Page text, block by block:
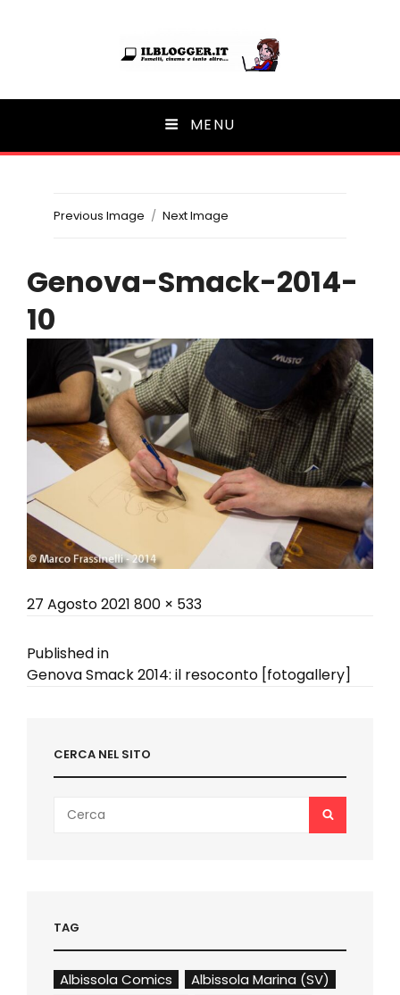
Ilblogger.it
Il portalino di blog | MENU
Previous Image Next Image
Genova-Smack-2014-
10
Posted
27 Agosto 2021 Full
800 × 533
Navigazione
Published in
Genova Smack 2014: il resoconto [fotogallery]
CERCA NEL SITO
for:
SEARCH
TAG
Albissola Comics
Albissola Marina (SV)